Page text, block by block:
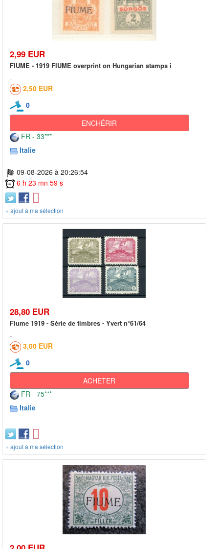
2,99 EUR
FIUME - 1919 FIUME overprint on Hungarian stamps i
2,50 EUR
0
ENCHÉRIR
FR - 33***
Italie
09-08-2026 à 20:26:54
6 h 23 mn 59 s
+ ajout à ma sélection
28,80 EUR
Fiume 1919 - Série de timbres - Yvert n°61/64
3,00 EUR
0
ACHETER
FR - 75***
Italie
+ ajout à ma sélection